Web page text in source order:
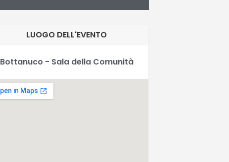
LUOGO DELL'EVENTO
Bottanuco - Sala della Comunità